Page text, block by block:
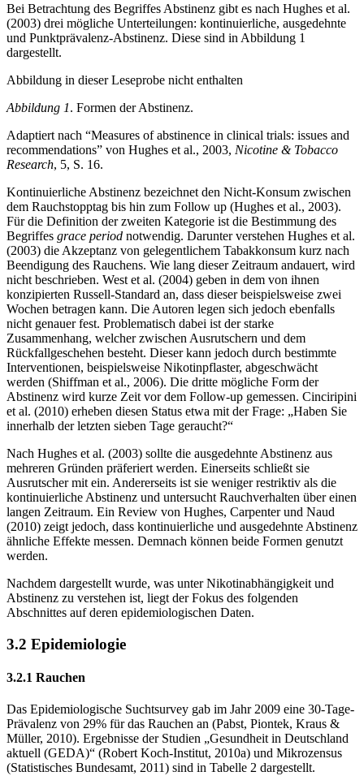
Bei Betrachtung des Begriffes Abstinenz gibt es nach Hughes et al.
(2003) drei mögliche Unterteilungen: kontinuierliche, ausgedehnte
und Punktprävalenz-Abstinenz. Diese sind in Abbildung 1
dargestellt.
Abbildung in dieser Leseprobe nicht enthalten
Abbildung 1. Formen der Abstinenz.
Adaptiert nach “Measures of abstinence in clinical trials: issues and
recommendations” von Hughes et al., 2003, Nicotine & Tobacco
Research, 5, S. 16.
Kontinuierliche Abstinenz bezeichnet den Nicht-Konsum zwischen
dem Rauchstopptag bis hin zum Follow up (Hughes et al., 2003).
Für die Definition der zweiten Kategorie ist die Bestimmung des
Begriffes grace period notwendig. Darunter verstehen Hughes et al.
(2003) die Akzeptanz von gelegentlichem Tabakkonsum kurz nach
Beendigung des Rauchens. Wie lang dieser Zeitraum andauert, wird
nicht beschrieben. West et al. (2004) geben in dem von ihnen
konzipierten Russell-Standard an, dass dieser beispielsweise zwei
Wochen betragen kann. Die Autoren legen sich jedoch ebenfalls
nicht genauer fest. Problematisch dabei ist der starke
Zusammenhang, welcher zwischen Ausrutschern und dem
Rückfallgeschehen besteht. Dieser kann jedoch durch bestimmte
Interventionen, beispielsweise Nikotinpflaster, abgeschwächt
werden (Shiffman et al., 2006). Die dritte mögliche Form der
Abstinenz wird kurze Zeit vor dem Follow-up gemessen. Cinciripini
et al. (2010) erheben diesen Status etwa mit der Frage: „Haben Sie
innerhalb der letzten sieben Tage geraucht?“
Nach Hughes et al. (2003) sollte die ausgedehnte Abstinenz aus
mehreren Gründen präferiert werden. Einerseits schließt sie
Ausrutscher mit ein. Andererseits ist sie weniger restriktiv als die
kontinuierliche Abstinenz und untersucht Rauchverhalten über einen
langen Zeitraum. Ein Review von Hughes, Carpenter und Naud
(2010) zeigt jedoch, dass kontinuierliche und ausgedehnte Abstinenz
ähnliche Effekte messen. Demnach können beide Formen genutzt
werden.
Nachdem dargestellt wurde, was unter Nikotinabhängigkeit und
Abstinenz zu verstehen ist, liegt der Fokus des folgenden
Abschnittes auf deren epidemiologischen Daten.
3.2 Epidemiologie
3.2.1 Rauchen
Das Epidemiologische Suchtsurvey gab im Jahr 2009 eine 30-Tage-
Prävalenz von 29% für das Rauchen an (Pabst, Piontek, Kraus &
Müller, 2010). Ergebnisse der Studien „Gesundheit in Deutschland
aktuell (GEDA)“ (Robert Koch-Institut, 2010a) und Mikrozensus
(Statistisches Bundesamt, 2011) sind in Tabelle 2 dargestellt.